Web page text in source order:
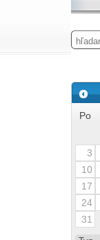
Po
3
10
17
24
31